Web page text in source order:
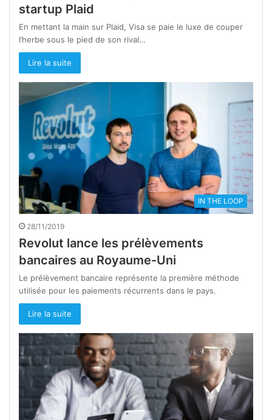
startup Plaid
En mettant la main sur Plaid, Visa se paie le luxe de couper
l’herbe sous le pied de son rival…
Lire la suite
IN THE LOOP
28/11/2019
Revolut lance les prélèvements
bancaires au Royaume-Uni
Le prélèvement bancaire représente la première méthode
utilisée pour les paiements récurrents dans le pays.
Lire la suite